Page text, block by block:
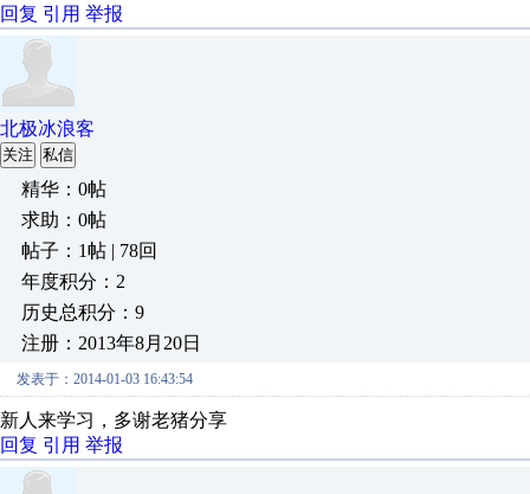
回复 引用 举报
北极冰浪客
关注 私信
精华：0帖
求助：0帖
帖子：1帖 | 78回
年度积分：2
历史总积分：9
注册：2013年8月20日
发表于：2014-01-03 16:43:54
新人来学习，多谢老猪分享
回复 引用 举报